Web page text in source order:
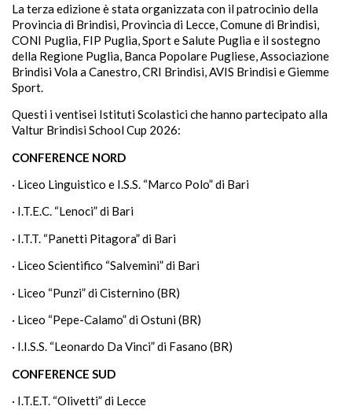
La terza edizione è stata organizzata con il patrocinio della
Provincia di Brindisi, Provincia di Lecce, Comune di Brindisi,
CONI Puglia, FIP Puglia, Sport e Salute Puglia e il sostegno
della Regione Puglia, Banca Popolare Pugliese, Associazione
Brindisi Vola a Canestro, CRI Brindisi, AVIS Brindisi e Giemme
Sport.
Questi i ventisei Istituti Scolastici che hanno partecipato alla
Valtur Brindisi School Cup 2026:
CONFERENCE NORD
· Liceo Linguistico e I.S.S. “Marco Polo” di Bari
· I.T.E.C. “Lenoci” di Bari
· I.T.T. “Panetti Pitagora” di Bari
· Liceo Scientifico “Salvemini” di Bari
· Liceo “Punzi” di Cisternino (BR)
· Liceo “Pepe-Calamo” di Ostuni (BR)
· I.I.S.S. “Leonardo Da Vinci” di Fasano (BR)
CONFERENCE SUD
· I.T.E.T. “Olivetti” di Lecce